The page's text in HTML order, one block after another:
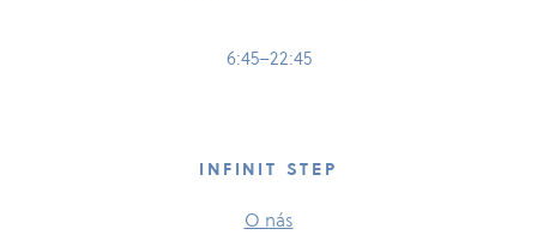
6:45–22:45
INFINIT STEP
O nás